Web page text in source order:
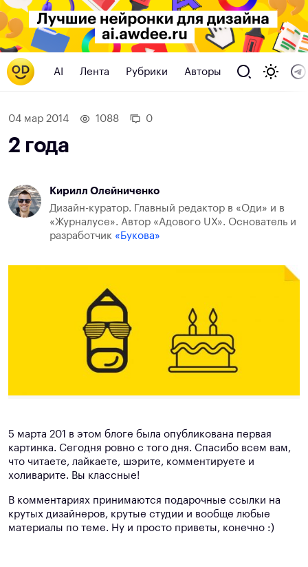
AI Лента Рубрики Авторы
04 мар 2014 1088 0
2 года
Кирилл Олейниченко
Дизайн-куратор. Главный редактор в «Оди» и в
«Журналусе». Автор «Адового UX». Основатель и
разработчик «Букова»
5 марта 201 в этом блоге была опубликована первая
картинка. Сегодня ровно с того дня. Спасибо всем вам,
что читаете, лайкаете, шэрите, комментируете и
холиварите. Вы классные!
В комментариях принимаются подарочные ссылки на
крутых дизайнеров, крутые студии и вообще любые
материалы по теме. Ну и просто приветы, конечно :)